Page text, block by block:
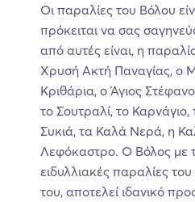
Οι παραλίες του Βόλου
πρόκειται να σας
από αυτές είναι, η
Χρυσή Ακτή Παναγίας, ο
Κριθάρια, ο Άγιος
το Σουτραλί, το Καρνάγιο,
Συκιά, τα Καλά Νερά, η
Λεφόκαστρο. Ο Βόλος με
ειδυλλιακές παραλίες
του, αποτελεί ιδανικό